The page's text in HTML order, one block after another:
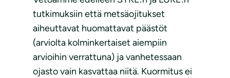
tutkimuksiin että metsäojitukset
aiheuttavat huomattavat päästöt
(arviolta kolminkertaiset aiempiin
arvioihin verrattuna) ja vanhetessaan
ojasto vain kasvattaa niitä. Kuormitus ei